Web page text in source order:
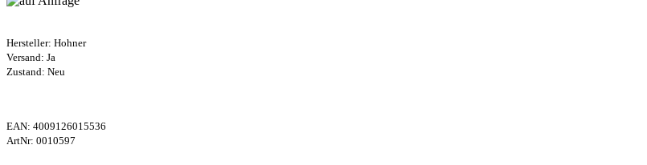
Hersteller: Hohner
Versand: Ja
Zustand: Neu
EAN: 4009126015536
ArtNr: 0010597